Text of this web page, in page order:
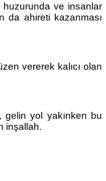
huzurunda ve insanlar
da ahireti kazanması
vererek kalıcı olan
gelin yol yakınken bu
inşallah.